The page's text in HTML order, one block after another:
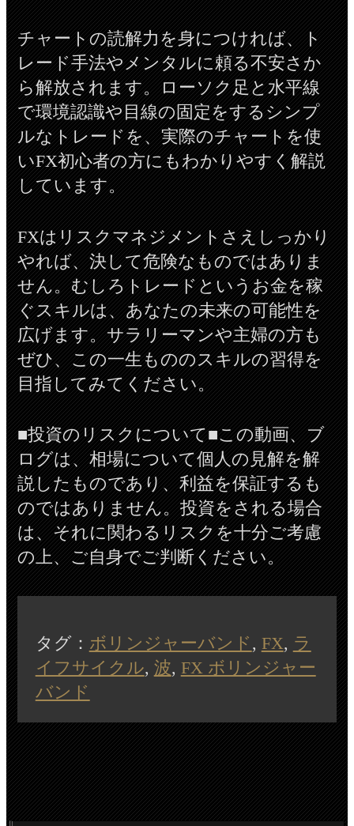
チャートの読解力を身につければ、ト
レード手法やメンタルに頼る不安さか
ら解放されます。ローソク足と水平線
で環境認識や目線の固定をするシンプ
ルなトレードを、実際のチャートを使
いFX初心者の方にもわかりやすく解説
しています。
FXはリスクマネジメントさえしっかり
やれば、決して危険なものではありま
せん。むしろトレードというお金を稼
ぐスキルは、あなたの未来の可能性を
広げます。サラリーマンや主婦の方も
ぜひ、この一生もののスキルの習得を
目指してみてください。
■投資のリスクについて■この動画、ブ
ログは、相場について個人の見解を解
説したものであり、利益を保証するも
のではありません。投資をされる場合
は、それに関わるリスクを十分ご考慮
の上、ご自身でご判断ください。
タグ： ボリンジャーバンド , FX, ラ
イフサイクル, 波, FX ボリンジャー
バンド